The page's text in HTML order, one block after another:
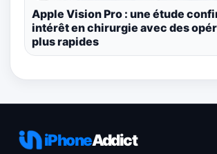
Apple Vision Pro : une étude
intérêt en chirurgie avec des
plus rapides
iPhoneAddict